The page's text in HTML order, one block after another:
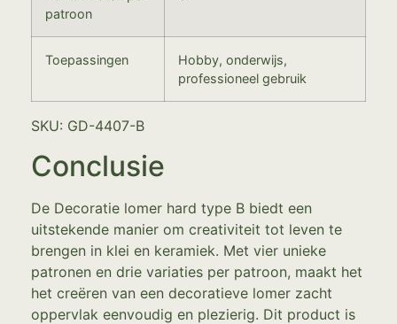
patroon
Toepassingen
Hobby, onderwijs,
professioneel gebruik
SKU: GD-4407-B
Conclusie
De Decoratie lomer hard type B biedt een
uitstekende manier om creativiteit tot leven te
brengen in klei en keramiek. Met vier unieke
patronen en drie variaties per patroon, maakt het
het creëren van een decoratieve lomer zacht
oppervlak eenvoudig en plezierig. Dit product is